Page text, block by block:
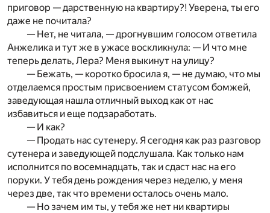
приговор — дарственную на квартиру?! Уверена, ты его
даже не почитала?
— Нет, не читала, — дрогнувшим голосом ответила
Анжелика и тут же в ужасе воскликнула: — И что мне
теперь делать, Лера? Меня выкинут на улицу?
— Бежать, — коротко бросила я, — не думаю, что мы
отделаемся простым присвоением статусом бомжей,
заведующая нашла отличный выход как от нас
избавиться и еще подзаработать.
— И как?
— Продать нас сутенеру. Я сегодня как раз разговор
сутенера и заведующей подслушала. Как только нам
исполнится по восемнадцать, так и сдаст нас на его
поруки. У тебя день рождения через неделю, у меня
через две, так что времени осталось очень мало.
— Но зачем им ты, у тебя же нет ни квартиры